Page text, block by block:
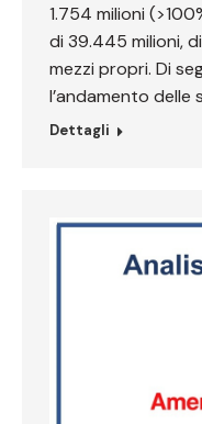
1.754 milioni
di 39.445 milioni,
mezzi propri. Di
l’andamento delle
Dettagli